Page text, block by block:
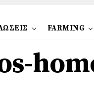
FARMING